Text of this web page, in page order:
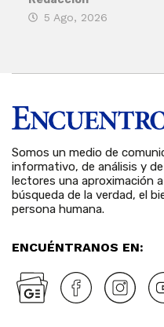
5 Ago, 2026
Somos un medio de
informativo, de análisis y
lectores una aproximación
búsqueda de la verdad, el
persona humana.
ENCUÉNTRANOS EN: